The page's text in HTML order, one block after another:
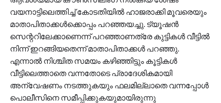
വയനാട്ടിലെത്തിച്ച് കോടതിയില്‍ ഹാജരാക്കി മൂവരെയും
മാതാപിതാക്കള്‍ക്കൊപ്പം പറഞ്ഞയച്ചു. ട്യൂഷന്‍
സെന്ററിലേക്കാണെന്ന് പറഞ്ഞാണത്രേ കുട്ടികള്‍ വീട്ടില്‍
നിന്ന് ഇറങ്ങിയതെന്ന് മാതാപിതാക്കള്‍ പറഞ്ഞു.
എന്നാല്‍ നിശ്ചിത സമയം കഴിഞ്ഞിട്ടും കൂട്ടികള്‍
വീട്ടിലെത്താതെ വന്നതോടെ പ്രാദേശികമായി
അന്വേഷണം നടത്തുകയും ഫലമില്ലാതെ വന്നപ്പോള്‍
പൊലീസിനെ സമീപ്പിക്കുകയുമായിരുന്നു